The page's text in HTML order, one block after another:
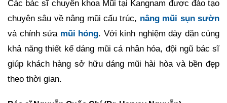
Các bác sĩ chuyên khoa Mũi tại Kangnam được đào tạo
chuyên sâu về nâng mũi cấu trúc, nâng mũi sụn sườn
và chỉnh sửa mũi hỏng. Với kinh nghiệm dày dặn cùng
khả năng thiết kế dáng mũi cá nhân hóa, đội ngũ bác sĩ
giúp khách hàng sở hữu dáng mũi hài hòa và bền đẹp
theo thời gian.